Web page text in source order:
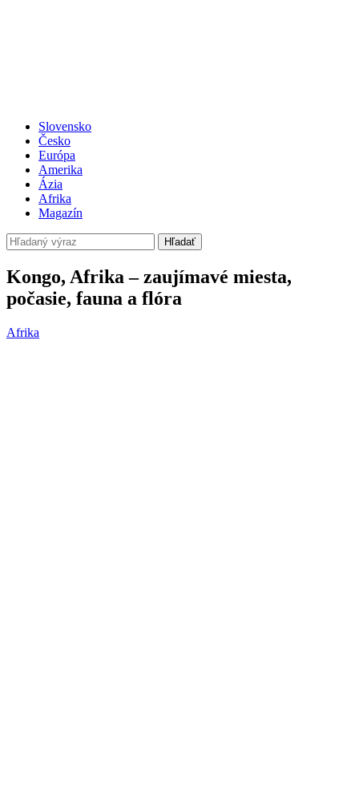
Slovensko
Česko
Európa
Amerika
Ázia
Afrika
Magazín
Hľadať
Kongo, Afrika – zaujímavé miesta,
počasie, fauna a flóra
Afrika